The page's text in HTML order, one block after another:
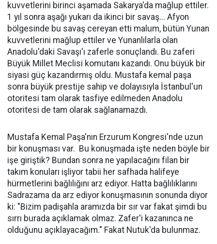
kuvvetlerini birinci aşamada Sakarya'da mağlup ettiler.
1 yıl sonra aşağı yukarı da ikinci bir savaş... Afyon
bölgesinde bu savaş cereyan etti malum, bütün Yunan
kuvvetlerini mağlup ettiler ve Yunanlılarla olan
Anadolu'daki Savaşı'ı zaferle sonuçlandı. Bu zaferi
Büyük Millet Meclisi komutanı kazandı. Onu büyük bir
siyasi güç kazandırmış oldu. Mustafa kemal paşa
sonra büyük prestije sahip ve dolayısıyla İstanbul'un
otoritesi tam olarak tasfiye edilmeden Anadolu
otoritesi de tam olarak sağlanamazdı.
Mustafa Kemal Paşa'nın Erzurum Kongresi'nde uzun
bir konuşması var. Bu konuşmada işte neden böyle bir
işe giriştik? Bundan sonra ne yapılacağını filan bir
takım konuları işliyor tabii her safhada halifeye
hürmetlerini bağlılığını arz ediyor. Hatta bağlılıklarını
Sadrazama da arz ediyor konuşmasının sonunda diyor
ki: "Bizim padişahla aramızda bir sır var fakat şimdi bu
sırrı burada açıklamak olmaz. Zafer'i kazanınca ne
olduğunu açıklayacağım." Fakat Nutuk'da bulunmaz.